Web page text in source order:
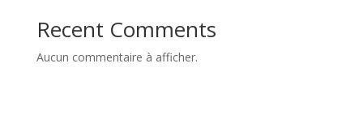
Recent Comments
Aucun commentaire à afficher.